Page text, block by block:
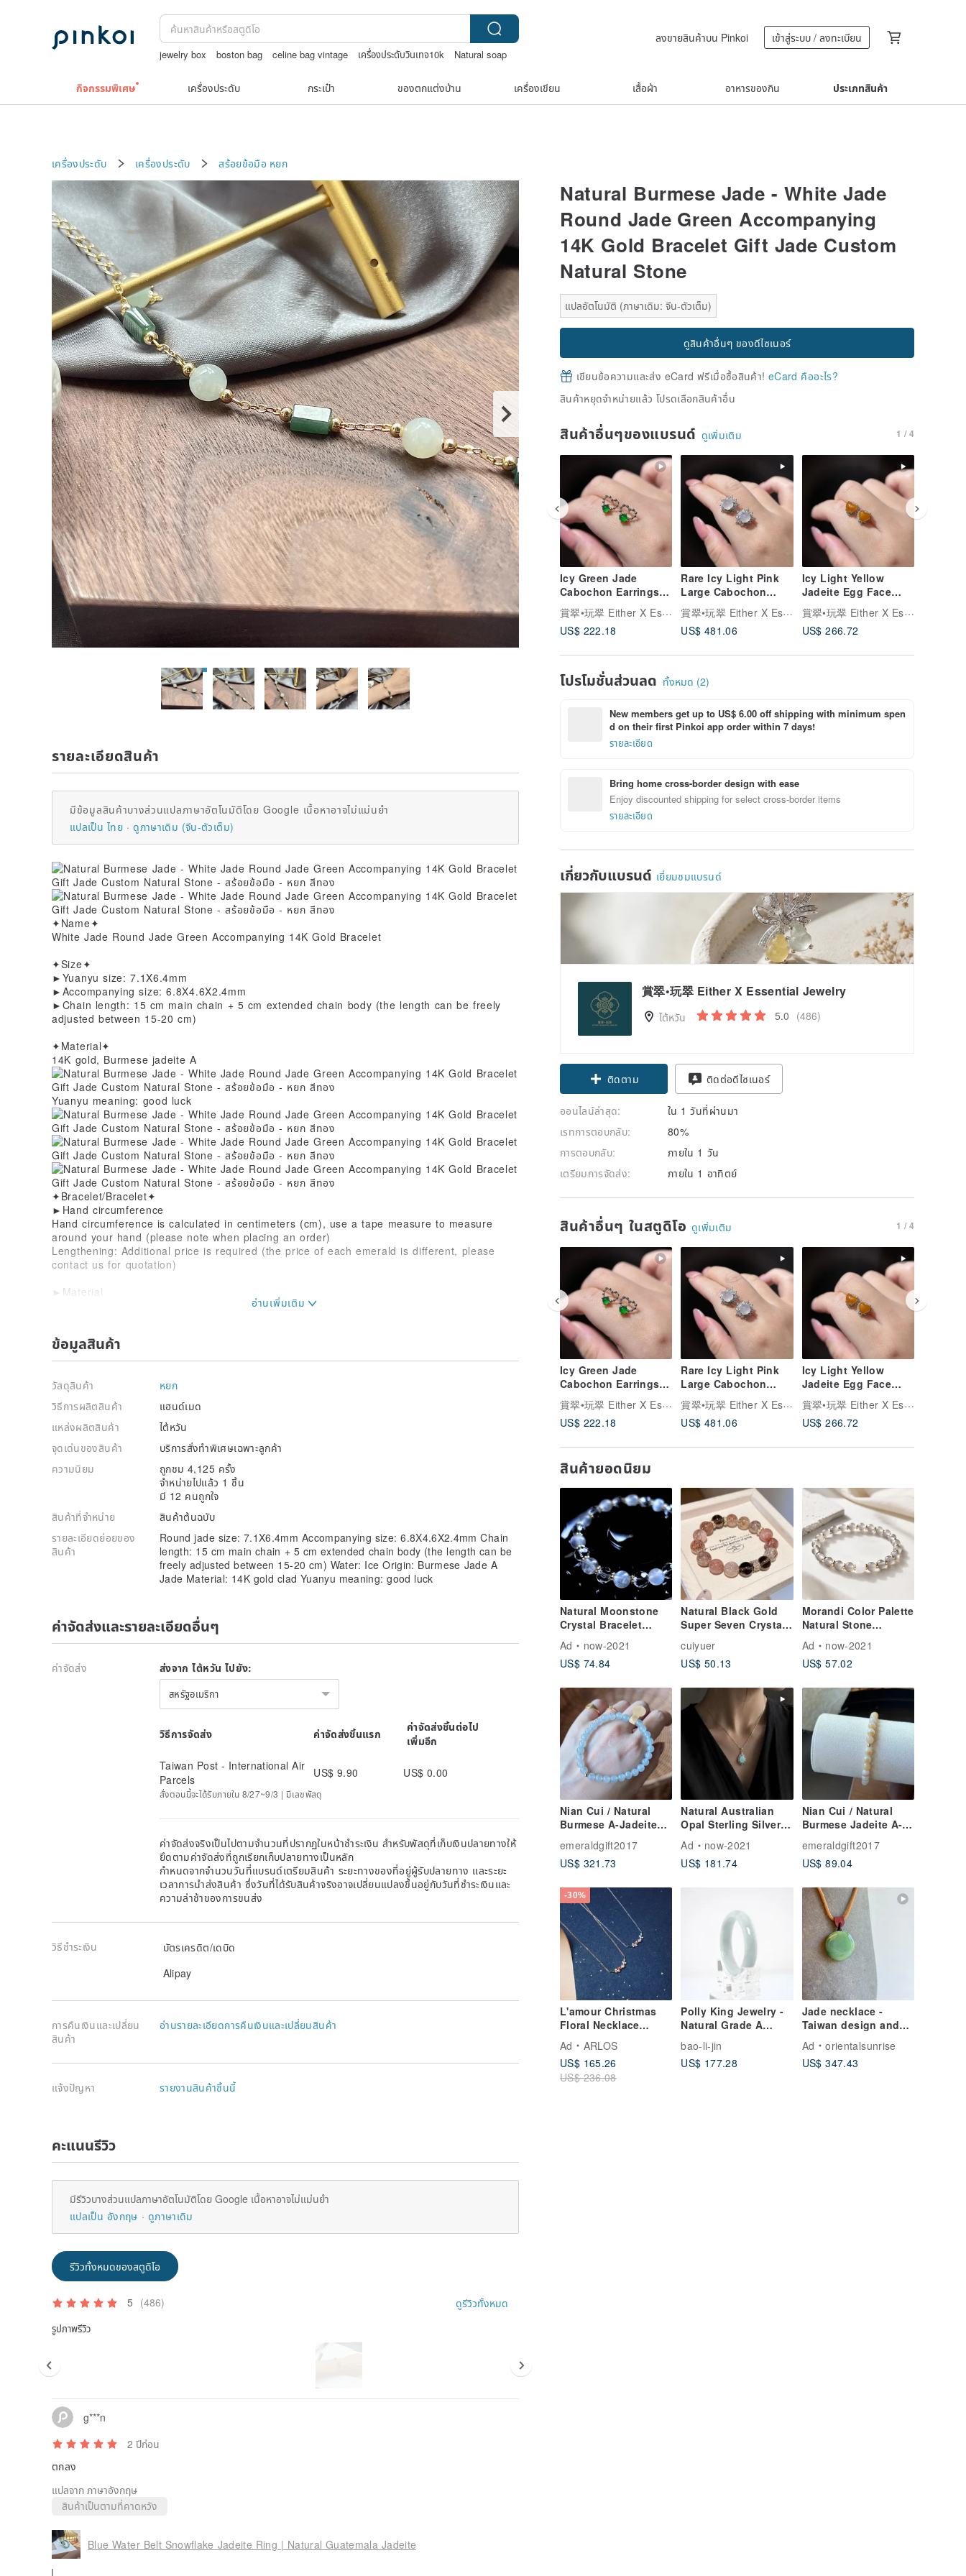
jewelry box boston bag celine bag vintage เครื่องประดับวินเทจ10k
Natural soap
ลงขายสินค้าบน Pinkoi เข้าสู่ระบบ / ลงทะเบียน
กิจกรรมพิเศษ เครื่องประดับ กระเป๋า ของตกแต่งบ้าน เครื่องเขียน เสื้อผ้า อาหารของกิน ประเภทสินค้า
เครื่องประดับ เครื่องประดับ สร้อยข้อมือ หยก
Natural Burmese Jade - White Jade
Round Jade Green Accompanying
14K Gold Bracelet Gift Jade Custom
Natural Stone
แปลอัตโนมัติ (ภาษาเดิม: จีน-ตัวเต็ม)
ดูสินค้าอื่นๆ ของดีไซเนอร์
เขียนข้อความและส่ง eCard ฟรีเมื่อซื้อสินค้า! eCard คืออะไร?
สินค้าหยุดจำหน่ายแล้ว โปรดเลือกสินค้าอื่น
สินค้าอื่นๆของแบรนด์ ดูเพิ่มเติม 1 / 4
Icy Green Jade
Cabochon Earrings |
Natural Guatemalan
Grade A Jadeite
賞翠•玩翠 Either X Essential Jewelry
US$ 222.18
Rare Icy Light Pink
Large Cabochon
Earrings | Natural
Burmese Jadeite
Grade A
賞翠•玩翠 Either X Essential Jewelry
US$ 481.06
Icy Light Yellow
Jadeite Egg Face
Earrings | Natural
Burmese Jadeite
Grade A
賞翠•玩翠 Either X Essential Jewelry
US$ 266.72
โปรโมชั่นส่วนลด ทั้งหมด (2)
New members get up to US$ 6.00 off shipping with minimum spen
d on their first Pinkoi app order within 7 days!
รายละเอียด
Bring home cross-border design with ease
Enjoy discounted shipping for select cross-border items
รายละเอียด
เกี่ยวกับแบรนด์ เยี่ยมชมแบรนด์
賞翠•玩翠 Either X Essential Jewelry
ไต้หวัน 5.0 (486)
ติดตาม ติดต่อดีไซเนอร์
ออนไลน์ล่าสุด:
ใน 1 วันที่ผ่านมา
เรทการตอบกลับ:
80%
การตอบกลับ:
ภายใน 1 วัน
เตรียมการจัดส่ง:
ภายใน 1 อาทิตย์
สินค้าอื่นๆ ในสตูดิโอ ดูเพิ่มเติม 1 / 4
Icy Green Jade
Cabochon Earrings |
Natural Guatemalan
Grade A Jadeite
賞翠•玩翠 Either X Essential Jewelry
US$ 222.18
Rare Icy Light Pink
Large Cabochon
Earrings | Natural
Burmese Jadeite
Grade A
賞翠•玩翠 Either X Essential Jewelry
US$ 481.06
Icy Light Yellow
Jadeite Egg Face
Earrings | Natural
Burmese Jadeite
Grade A
賞翠•玩翠 Either X Essential Jewelry
US$ 266.72
สินค้ายอดนิยม
Natural Moonstone
Crystal Bracelet
Moonstone Faceted
White Crystal
Attracting Romance
Healing Style
Ad
now-2021
US$ 74.84
Natural Black Gold
Super Seven Crystal /
Bracelet / Women's
Light Luxury Crystal
Translucent Crystal
Bracelet
cuiyuer
US$ 50.13
Morandi Color Palette
Natural Stone
Bracelet | Mist Grey
Agate & Tianshan
Jade | Minimalist &
Healing Jewelry
Ad
now-2021
US$ 57.02
Nian Cui / Natural
Burmese A-Jadeite
Ice to High Ice
Luminous Blue-
Purple Floating
Bracelet
emeraldgift2017
US$ 321.73
Natural Australian
Opal Sterling Silver
Necklace Full Color
Opal Classic Court
Engraving Vintage
Ad
now-2021
US$ 181.74
Nian Cui / Natural
Burmese Jadeite A-
Grade - Unique
Honey Swirl Jadeite
Bracelet
emeraldgift2017
US$ 89.04
-30%
L'amour Christmas
Floral Necklace
Ad
ARLOS
US$ 165.26
US$ 236.08
Polly King Jewelry -
Natural Grade A
Bangle
bao-li-jin
US$ 177.28
Jade necklace -
Taiwan design and
Ad
orientalsunrise
US$ 347.43
รายละเอียดสินค้า
มีข้อมูลสินค้าบางส่วนแปลภาษาอัตโนมัติโดย Google เนื้อหาอาจไม่แม่นยำ
แปลเป็น ไทย
ดูภาษาเดิม (จีน-ตัวเต็ม)
✦Name✦
White Jade Round Jade Green Accompanying 14K Gold Bracelet
✦Size✦
►Yuanyu size: 7.1X6.4mm
►Accompanying size: 6.8X4.6X2.4mm
►Chain length: 15 cm main chain + 5 cm extended chain body (the length can be freely
adjusted between 15-20 cm)
✦Material✦
14K gold, Burmese jadeite A
Yuanyu meaning: good luck
✦Bracelet/Bracelet✦
►Hand circumference
Hand circumference is calculated in centimeters (cm), use a tape measure to measure
around your hand (please note when placing an order)
Lengthening: Additional price is required (the price of each emerald is different, please
contact us for quotation)
►Material
925 Silver or 14k gold chain can be customized according to individual needs
If you don't want the extension chain (buffer buckle) to stay too long, you can shorten it
You can change the pendant with any buckle (please note when placing an order)
✦Jade bindings✦
Any jadeite can be designed with bindings
Such as: bag ornaments/mobile phone ornaments/car ornaments/desk ornaments/door
ornaments...etc
Step1. Contact us (Stone selection)
Step2. Customized mosaic design or finished product reference
Step3. Make a quote
Step4. Final confirmation and deposit payment
(using South African real diamonds/18K gold)
If you want to customize but don't know how to start, you are welcome to discuss
✦ Origin of mining area ✦
More than 80% of the world's jadeite is produced in Myanmar, Niigata Prefecture, Japan,
the coast of Hokuriku, Guatemala, the United States, and Russia are also produced.
✦ Kinds of water ✦
From high to low, jadeite species can be roughly divided into glass species, ice species,
waxy species, bean species and so on. Among them, the glass species is the best among
glass ground (very transparent), ice ground (transparent), waxy ground (translucent), bean
method of production. Among them, people call the rough jadeite that has been soaked in
natural snow water for a long time as "Laokeng jade".
► Laokeng: Laokeng refers to the secondary ore of jadeite, that is, after the formation of
jadeite, it has undergone the transformation of weathering, earthquakes, flowing water, etc.
►Xinkeng: Xinkeng refers to the original ore of jadeite, that is, jadeite has not undergone
major geological transformation after its formation, also known as "Xinchang".
Emeralds come in many colors, including green, purple, red, yellow, gray, black, white, and
Now people can fill in some color by strong acid soaking or laser etching, so that the
appearance of inferior jadeite becomes similar to high-grade jadeite. Now jade in the
market is usually identified by the letters A, B, C to identify the texture of jade products.
►A jadeite, natural jadeite, is a natural jadeite with natural color and result without
strong acid and glued, soaked and cleaned with strong acid.
►C goods jadeite, dyed jadeite, is artificially dyed jadeite.
appraisal
✦Commodity identification, you need to pay an additional identification fee (fee
NT$1200~NT$3000)
►A copy of the jade identification certificate
►One invoice issued by the appraisal center
The appraisal fee is different for each product, you can ask first
7-14 working days
Special service, non-refundable
✦Rinse with water after each wearing, then dry with cotton cloth until completely dry, then
►Package K material: just wipe with cotton cloth
►Emerald Jade: Use a soft toothbrush, dip it in clean water and brush it back and forth on
All accessories must not be worn in hot springs or in contact with sea water
It is forbidden to wash Silver water for package K material, and avoid chemical
products (to avoid oxidation and fading)
Spend NT$5000 or more will use the reward of emerald. Play Cui exclusive drawer box +
microfiber sponge and then attach a moisture-proof bag, and finally add an environmentally
✦Environmental paper box/moisture-proof bag/maintenance card/two layers of bubble
wrap/business card
The moisture-proof bag is made of PVC, which is twice as thick to isolate the air and
Commodities are sent in two layers of bubble wrap
✦Taiwan area: 【Taiwan Post】Registration (tracking number)
3~10 working days from the date of delivery
ข้อมูลสินค้า
วัสดุสินค้า
หยก
วิธีการผลิตสินค้า
แฮนด์เมด
แหล่งผลิตสินค้า
ไต้หวัน
จุดเด่นของสินค้า
บริการสั่งทำพิเศษเฉพาะลูกค้า
ความนิยม
ถูกชม 4,125 ครั้ง
จำหน่ายไปแล้ว 1 ชิ้น
มี 12 คนถูกใจ
สินค้าที่จำหน่าย
สินค้าต้นฉบับ
รายละเอียดย่อยของ
สินค้า
Round jade size: 7.1X6.4mm Accompanying size: 6.8X4.6X2.4mm Chain
length: 15 cm main chain + 5 cm extended chain body (the length can be
freely adjusted between 15-20 cm) Water: Ice Origin: Burmese Jade A
Jade Material: 14K gold clad Yuanyu meaning: good luck
ค่าจัดส่งและรายละเอียดอื่นๆ
ค่าจัดส่ง ส่งจาก ไต้หวัน ไปยัง:
สหรัฐอเมริกา
วิธีการจัดส่ง ค่าจัดส่งชิ้นแรก
ค่าจัดส่งชิ้นต่อไป
เพิ่มอีก
Taiwan Post - International Air
Parcels
US$ 9.90 US$ 0.00
สั่งตอนนี้จะได้รับภายใน 8/27~9/3 | มีเลขพัสดุ
ค่าจัดส่งจริงเป็นไปตามจำนวนที่ปรากฏในหน้าชำระเงิน สำหรับพัสดุที่เก็บเงินปลายทางให้
ยึดตามค่าจัดส่งที่ถูกเรียกเก็บปลายทางเป็นหลัก
กำหนดจากจำนวนวันที่แบรนด์เตรียมสินค้า ระยะทางของที่อยู่ผู้รับปลายทาง และระยะ
เวลาการนำส่งสินค้า ซึ่งวันที่ได้รับสินค้าจริงอาจเปลี่ยนแปลงขึ้นอยู่กับวันที่ชำระเงินและ
ความล่าช้าของการขนส่ง
วิธีชำระเงิน
บัตรเครดิต/เดบิด
Alipay
การคืนเงินและเปลี่ยน
สินค้า
อ่านรายละเอียดการคืนเงินและเปลี่ยนสินค้า
แจ้งปัญหา รายงานสินค้าชิ้นนี้
คะแนนรีวิว
มีรีวิวบางส่วนแปลภาษาอัตโนมัติโดย Google เนื้อหาอาจไม่แม่นยำ
แปลเป็น อังกฤษ
ดูภาษาเดิม
รีวิวทั้งหมดของสตูดิโอ
5 (486) ดูรีวิวทั้งหมด
รูปภาพรีวิว
g***n
2 ปีก่อน
ตกลง
แปลจาก ภาษาอังกฤษ
สินค้าเป็นตามที่คาดหวัง
Blue Water Belt Snowflake Jadeite Ring | Natural Guatemala Jadeite